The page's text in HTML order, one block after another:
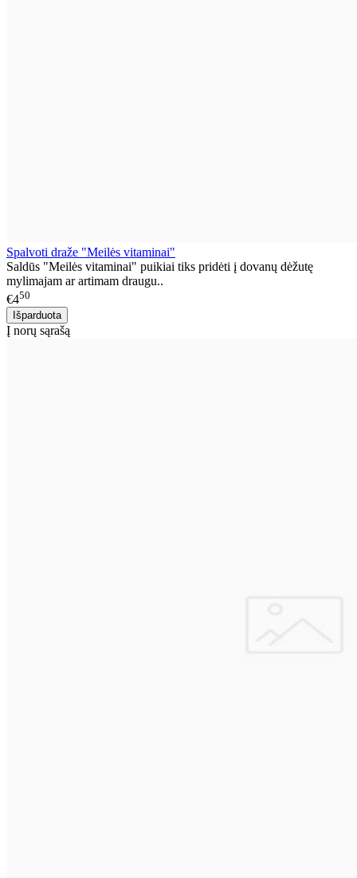
Spalvoti draže "Meilės vitaminai"
Saldūs "Meilės vitaminai" puikiai tiks pridėti į dovanų dėžutę
mylimajam ar artimam draugu..
€450
Į norų sąrašą